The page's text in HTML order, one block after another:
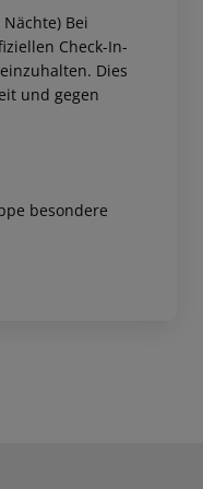
Bei
Check-In-
Dies
und gegen
besondere